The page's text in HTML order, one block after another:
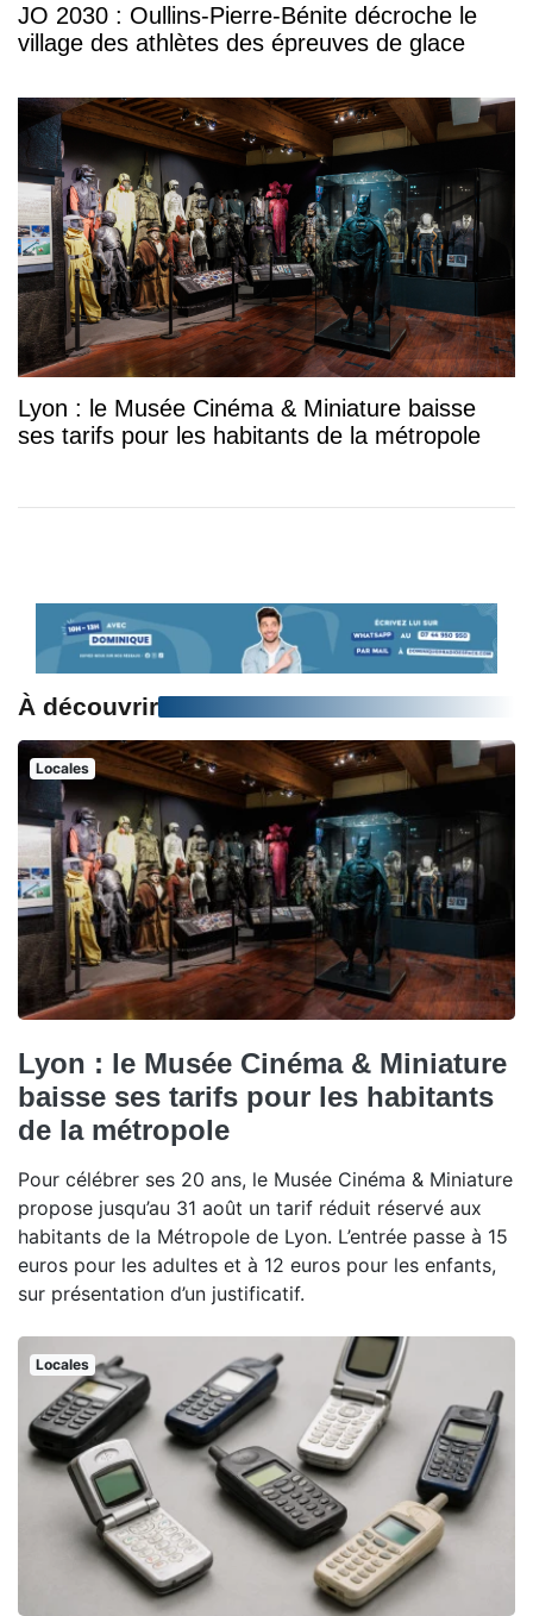
JO 2030 : Oullins-Pierre-Bénite décroche le
village des athlètes des épreuves de glace
Lyon : le Musée Cinéma & Miniature baisse
ses tarifs pour les habitants de la métropole
À découvrir
Locales
Lyon : le Musée Cinéma & Miniature
baisse ses tarifs pour les habitants
de la métropole
Pour célébrer ses 20 ans, le Musée Cinéma & Miniature
propose jusqu’au 31 août un tarif réduit réservé aux
habitants de la Métropole de Lyon. L’entrée passe à 15
euros pour les adultes et à 12 euros pour les enfants,
sur présentation d’un justificatif.
Locales